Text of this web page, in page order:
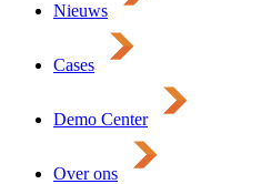
Nieuws
Cases
Demo Center
Over ons